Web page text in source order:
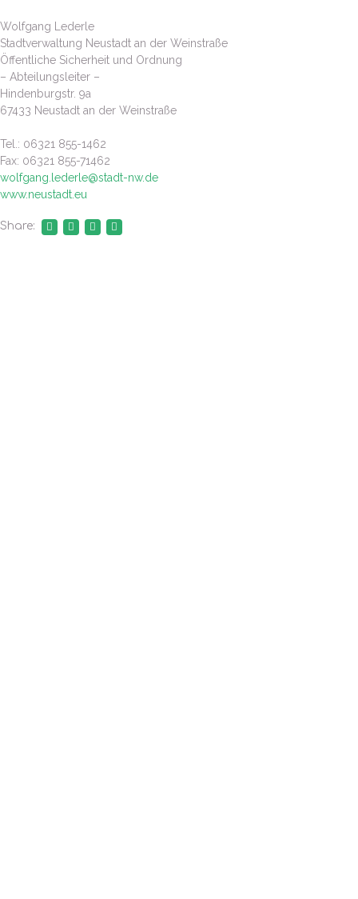
Wolfgang Lederle
Stadtverwaltung Neustadt an der Weinstraße
Öffentliche Sicherheit und Ordnung
– Abteilungsleiter –
Hindenburgstr. 9a
67433 Neustadt an der Weinstraße
Tel.: 06321 855-1462
Fax: 06321 855-71462
wolfgang.lederle@stadt-nw.de
www.neustadt.eu
Share: